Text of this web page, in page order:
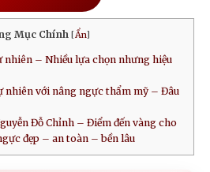
Mục Chính [Ẩn]
nhiên – Nhiều lựa chọn nhưng hiệu
nhiên với nâng ngực thẩm mỹ – Đâu
Đỗ Chỉnh – Điểm đến vàng cho
đẹp – an toàn – bền lâu